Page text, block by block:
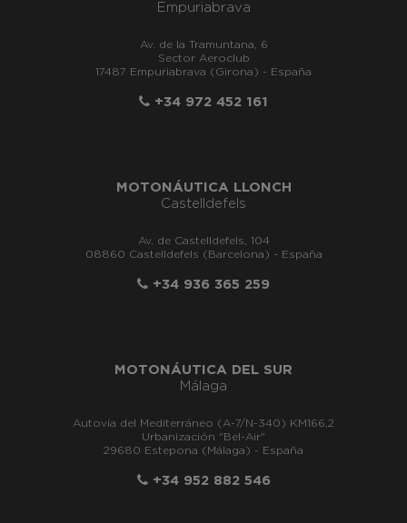
Empuriabrava
Av. de la Tramuntana, 6
Sector Aeroclub
17487 Empuriabrava (Girona) - España
+34 972 452 161
MOTONÁUTICA LLONCH
Castelldefels
Av. de Castelldefels, 104
08860 Castelldefels (Barcelona) - España
+34 936 365 259
MOTONÁUTICA DEL SUR
Málaga
Autovía del Mediterráneo (A-7/N-340) KM166,2
Urbanización "Bel-Air"
29680 Estepona (Málaga) - España
+34 952 882 546